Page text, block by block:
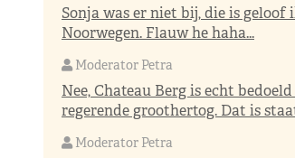
Sonja was er niet bij, die is geloof
Noorwegen. Flauw he haha...
Moderator Petra
Nee, Chateau Berg is echt
regerende groothertog. Dat is
Moderator Petra